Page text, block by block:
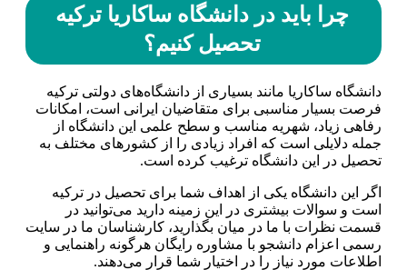
چرا باید در دانشگاه ساکاریا ترکیه
تحصیل کنیم؟
دانشگاه ساکاریا مانند بسیاری از دانشگاه‌های دولتی ترکیه
فرصت بسیار مناسبی برای متقاضیان ایرانی است، امکانات
رفاهی زیاد، شهریه مناسب و سطح علمی این دانشگاه از
جمله دلایلی است که افراد زیادی را از کشورهای مختلف به
تحصیل در این دانشگاه ترغیب کرده است.
اگر این دانشگاه یکی از اهداف شما برای تحصیل در ترکیه
است و سوالات بیشتری در این زمینه دارید می‌توانید در
قسمت نظرات با ما در میان بگذارید، کارشناسان ما در سایت
رسمی اعزام دانشجو با مشاوره رایگان هرگونه راهنمایی و
اطلاعات مورد نیاز را در اختیار شما قرار می‌دهند.